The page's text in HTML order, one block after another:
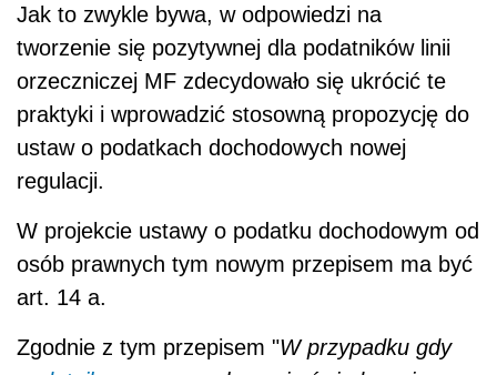
Jak to zwykle bywa, w odpowiedzi na
tworzenie się pozytywnej dla podatników linii
orzeczniczej MF zdecydowało się ukrócić te
praktyki i wprowadzić stosowną propozycję do
ustaw o podatkach dochodowych nowej
regulacji.
W projekcie ustawy o podatku dochodowym od
osób prawnych tym nowym przepisem ma być
art. 14 a.
Zgodnie z tym przepisem "W przypadku gdy